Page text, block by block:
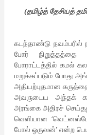
(தமிழ்த் தேசியத்
கடந்தாண்டு நவம்பரில்
போர் நிறுத்தத்தை
போராட்டத்தில் கமல்
மறுக்கப்படும் போது
அதியற்புதமான
அவருடைய அந்தக்
அரங்கை அதிரச்
வெளியான
போல் ஒருவன்’ என்ற